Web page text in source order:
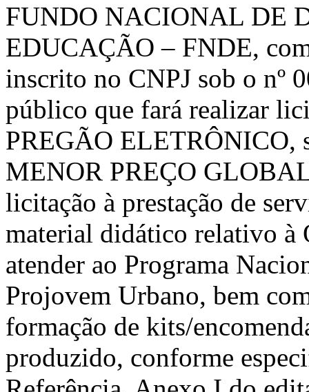
FUNDO NACIONAL DE
EDUCAÇÃO – FNDE,
inscrito no CNPJ sob o nº
público que fará realizar
PREGÃO ELETRÔNICO,
MENOR PREÇO
licitação à prestação de
material didático relativo à
atender ao Programa
Projovem Urbano, bem
formação de kits/
produzido, conforme